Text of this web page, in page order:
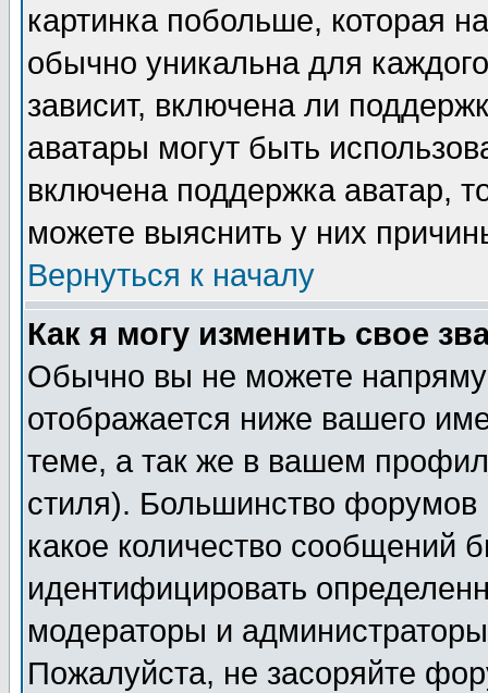
картинка побольше, которая
обычно уникальна для
зависит, включена ли
аватары могут быть
включена поддержка аватар,
можете выяснить у них
Вернуться к началу
Как я могу изменить свое
Обычно вы не можете
отображается ниже вашего
теме, а так же в вашем
стиля). Большинство форумов
какое количество сообщений
идентифицировать
модераторы и
Пожалуйста, не засоряйте